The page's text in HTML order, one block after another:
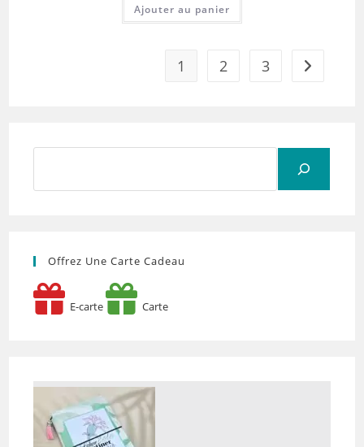
Ajouter au panier
1 2 3
Offrez Une Carte Cadeau
E-carte Carte